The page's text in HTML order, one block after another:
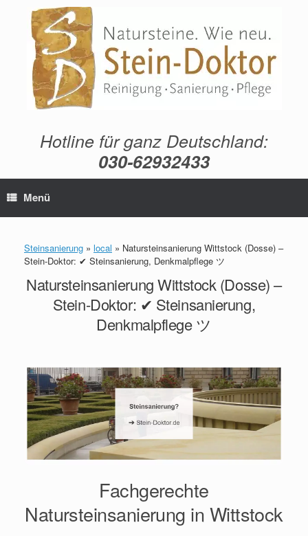
springen
Hotline für ganz Deutschland:
030-62932433
Menü
Steinsanierung » local » Natursteinsanierung Wittstock (Dosse) –
Stein-Doktor: ✔ Steinsanierung, Denkmalpflege ツ
Natursteinsanierung Wittstock (Dosse) –
Stein-Doktor: ✔ Steinsanierung,
Denkmalpflege ツ
Fachgerechte
Natursteinsanierung in Wittstock